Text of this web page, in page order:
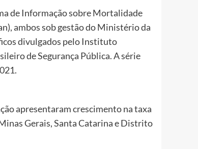
de Informação sobre Mortalidade
ambos sob gestão do Ministério da
divulgados pelo Instituto
de Segurança Pública. A série
apresentaram crescimento na taxa
Gerais, Santa Catarina e Distrito